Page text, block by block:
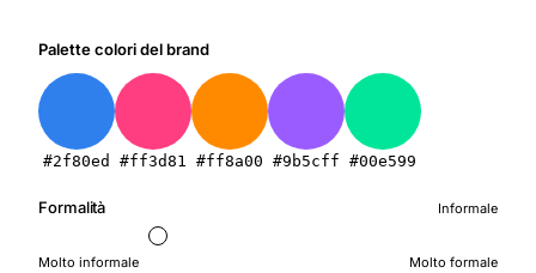
Palette colori del brand
#2f80ed #ff3d81 #ff8a00 #9b5cff #00e599
Formalità Informale
Molto informale Molto formale